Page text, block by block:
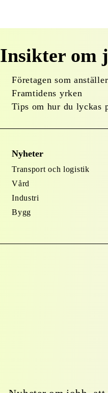
Insikter om
Företagen som anställer
Framtidens yrken
Tips om hur du lyckas
Nyheter
Transport och logistik
Vård
Industri
Bygg